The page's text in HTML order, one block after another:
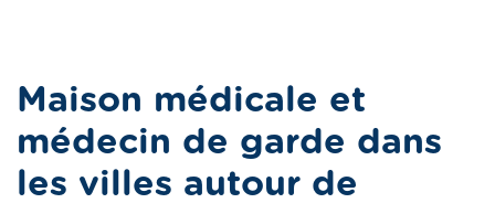
Maison médicale et
médecin de garde dans
les villes autour de